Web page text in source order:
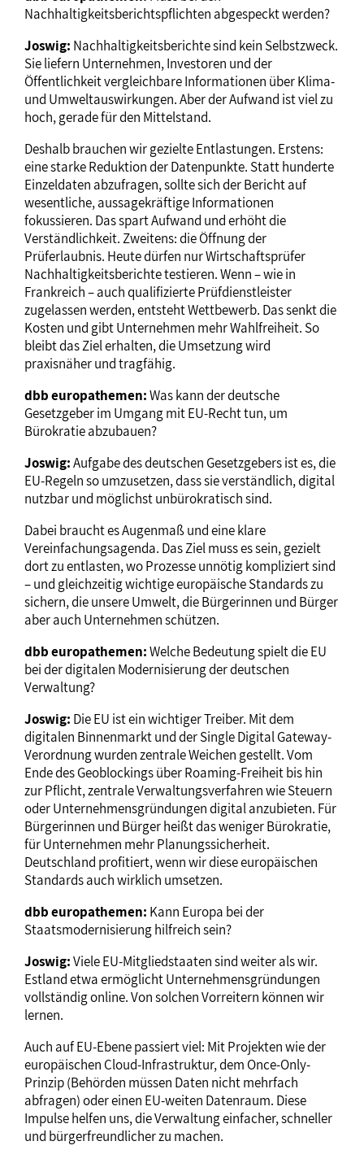
Nachhaltigkeitsberichtspflichten abgespeckt werden?
Joswig: Nachhaltigkeitsberichte sind kein Selbstzweck.
Sie liefern Unternehmen, Investoren und der
Öffentlichkeit vergleichbare Informationen über Klima-
und Umweltauswirkungen. Aber der Aufwand ist viel zu
hoch, gerade für den Mittelstand.
Deshalb brauchen wir gezielte Entlastungen. Erstens:
eine starke Reduktion der Datenpunkte. Statt hunderte
Einzeldaten abzufragen, sollte sich der Bericht auf
wesentliche, aussagekräftige Informationen
fokussieren. Das spart Aufwand und erhöht die
Verständlichkeit. Zweitens: die Öffnung der
Prüferlaubnis. Heute dürfen nur Wirtschaftsprüfer
Nachhaltigkeitsberichte testieren. Wenn – wie in
Frankreich – auch qualifizierte Prüfdienstleister
zugelassen werden, entsteht Wettbewerb. Das senkt die
Kosten und gibt Unternehmen mehr Wahlfreiheit. So
bleibt das Ziel erhalten, die Umsetzung wird
praxisnäher und tragfähig.
dbb europathemen:Was kann der deutsche
Gesetzgeber im Umgang mit EU-Recht tun, um
Bürokratie abzubauen?
Joswig:Aufgabe des deutschen Gesetzgebers ist es, die
EU-Regeln so umzusetzen, dass sie verständlich, digital
nutzbar und möglichst unbürokratisch sind.
Dabei braucht es Augenmaß und eine klare
Vereinfachungsagenda. Das Ziel muss es sein, gezielt
dort zu entlasten, wo Prozesse unnötig kompliziert sind
– und gleichzeitig wichtige europäische Standards zu
sichern, die unsere Umwelt, die Bürgerinnen und Bürger
aber auch Unternehmen schützen.
dbb europathemen:Welche Bedeutung spielt die EU
bei der digitalen Modernisierung der deutschen
Verwaltung?
Joswig: Die EU ist ein wichtiger Treiber. Mit dem
digitalen Binnenmarkt und der Single Digital Gateway-
Verordnung wurden zentrale Weichen gestellt. Vom
Ende des Geoblockings über Roaming-Freiheit bis hin
zur Pflicht, zentrale Verwaltungsverfahren wie Steuern
oder Unternehmensgründungen digital anzubieten. Für
Bürgerinnen und Bürger heißt das weniger Bürokratie,
für Unternehmen mehr Planungssicherheit.
Deutschland profitiert, wenn wir diese europäischen
Standards auch wirklich umsetzen.
dbb europathemen: Kann Europa bei der
Staatsmodernisierung hilfreich sein?
Joswig:Viele EU-Mitgliedstaaten sind weiter als wir.
Estland etwa ermöglicht Unternehmensgründungen
vollständig online. Von solchen Vorreitern können wir
lernen.
Auch auf EU-Ebene passiert viel: Mit Projekten wie der
europäischen Cloud-Infrastruktur, dem Once-Only-
Prinzip (Behörden müssen Daten nicht mehrfach
abfragen) oder einen EU-weiten Datenraum. Diese
Impulse helfen uns, die Verwaltung einfacher, schneller
und bürgerfreundlicher zu machen.